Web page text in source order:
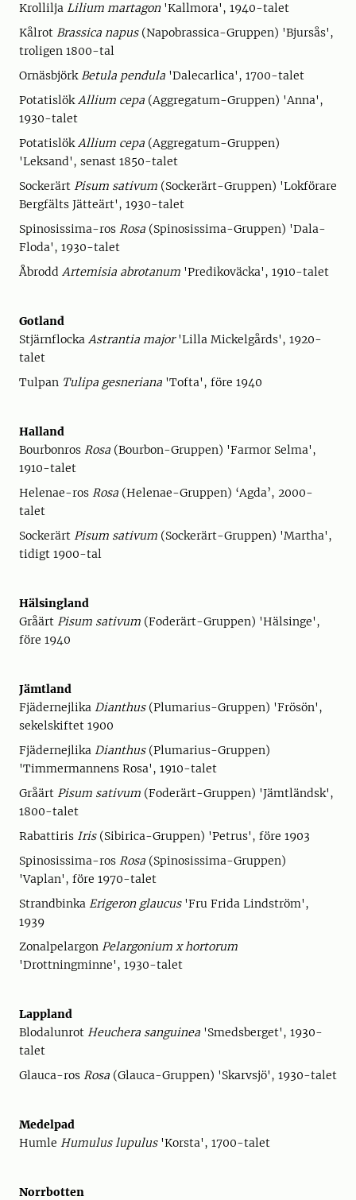
Krollilja Lilium martagon'Kallmora', 1940-talet
Kålrot Brassica napus(Napobrassica-Gruppen) 'Bjursås',
troligen 1800-tal
OrnäsbjörkBetula pendula 'Dalecarlica', 1700-talet
PotatislökAllium cepa (Aggregatum-Gruppen) 'Anna',
1930-talet
PotatislökAllium cepa (Aggregatum-Gruppen)
'Leksand', senast 1850-talet
Sockerärt Pisum sativum (Sockerärt-Gruppen) 'Lokförare
Bergfälts Jätteärt', 1930-talet
Spinosissima-ros Rosa (Spinosissima-Gruppen) 'Dala-
Floda', 1930-talet
Åbrodd Artemisia abrotanum 'Predikoväcka', 1910-talet
Gotland
Stjärnflocka Astrantia major'Lilla Mickelgårds', 1920-
talet
Tulpan Tulipa gesneriana 'Tofta', före 1940
Halland
Bourbonros Rosa (Bourbon-Gruppen) 'Farmor Selma',
1910-talet
Helenae-ros Rosa (Helenae-Gruppen) ‘Agda’, 2000-
talet
Sockerärt Pisum sativum (Sockerärt-Gruppen) 'Martha',
tidigt 1900-tal
Hälsingland
Gråärt Pisum sativum (Foderärt-Gruppen) 'Hälsinge',
före 1940
Jämtland
Fjädernejlika Dianthus(Plumarius-Gruppen) 'Frösön',
sekelskiftet 1900
Fjädernejlika Dianthus(Plumarius-Gruppen)
'Timmermannens Rosa', 1910-talet
Gråärt Pisum sativum (Foderärt-Gruppen) 'Jämtländsk',
1800-talet
Rabattiris Iris (Sibirica-Gruppen) 'Petrus', före 1903
Spinosissima-ros Rosa (Spinosissima-Gruppen)
'Vaplan', före 1970-talet
Strandbinka Erigeron glaucus'Fru Frida Lindström',
1939
Zonalpelargon Pelargonium x hortorum
'Drottningminne', 1930-talet
Lappland
Blodalunrot Heuchera sanguinea 'Smedsberget', 1930-
talet
Glauca-ros Rosa (Glauca-Gruppen) 'Skarvsjö', 1930-talet
Medelpad
Humle Humulus lupulus'Korsta', 1700-talet
Norrbotten